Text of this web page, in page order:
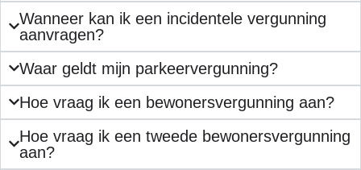
Wanneer kan ik een incidentele vergunning
aanvragen?
Waar geldt mijn parkeervergunning?
Hoe vraag ik een bewonersvergunning aan?
Hoe vraag ik een tweede bewonersvergunning
aan?